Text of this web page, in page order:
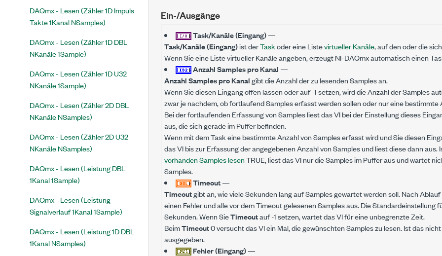
DAQmx - Lesen (Zähler 1D Impuls
Takte 1Kanal NSamples)
DAQmx - Lesen (Zähler 1D DBL
NKanäle 1Sample)
DAQmx - Lesen (Zähler 1D U32
NKanäle 1Sample)
DAQmx - Lesen (Zähler 2D DBL
NKanäle NSamples)
DAQmx - Lesen (Zähler 2D U32
NKanäle NSamples)
DAQmx - Lesen (Leistung DBL
1Kanal 1Sample)
DAQmx - Lesen (Leistung
Signalverlauf 1Kanal 1Sample)
DAQmx - Lesen (Leistung 1D DBL
1Kanal NSamples)
Ein-/Ausgänge
Task/Kanäle (Eingang)—
Task/Kanäle (Eingang)ist derTaskoder eine Listevirtueller Kanäle, auf den oder die
Wenn Sie eine Liste virtueller Kanäle angeben, erzeugt NI-DAQmx automatisch einen
Anzahl Samples pro Kanal —
Anzahl Samples pro Kanalgibt die Anzahl der zu lesenden Samples an.
Wenn Sie diesen Eingang offen lassen oder auf -1 setzen, wird die Anzahl der Samples
zwar je nachdem, ob fortlaufend Samples erfasst werden sollen oder nur eine bestimmte
Bei der fortlaufenden Erfassung von Samples liest das VI bei der Einstellung dieses
aus, die sich gerade im Puffer befinden.
Wenn mit dem Task eine bestimmte Anzahl von Samples erfasst wird und Sie diesen
das VI bis zur Erfassung der angegebenen Anzahl von Samples und liest diese dann aus.
vorhanden Samples lesenTRUE, liest das VI nur die Samples im Puffer aus und wartet
Samples.
Timeout—
Timeoutgibt an, wie viele Sekunden lang auf Samples gewartet werden soll. Nach
einen Fehler und alle vor dem Timeout gelesenen Samples aus. Die Standardeinstellung
Sekunden. Wenn SieTimeoutauf -1 setzen, wartet das VI für eine unbegrenzte Zeit.
BeimTimeout0 versucht das VI ein Mal, die gewünschten Samples zu lesen. Ist das
ausgegeben.
Fehler (Eingang)—